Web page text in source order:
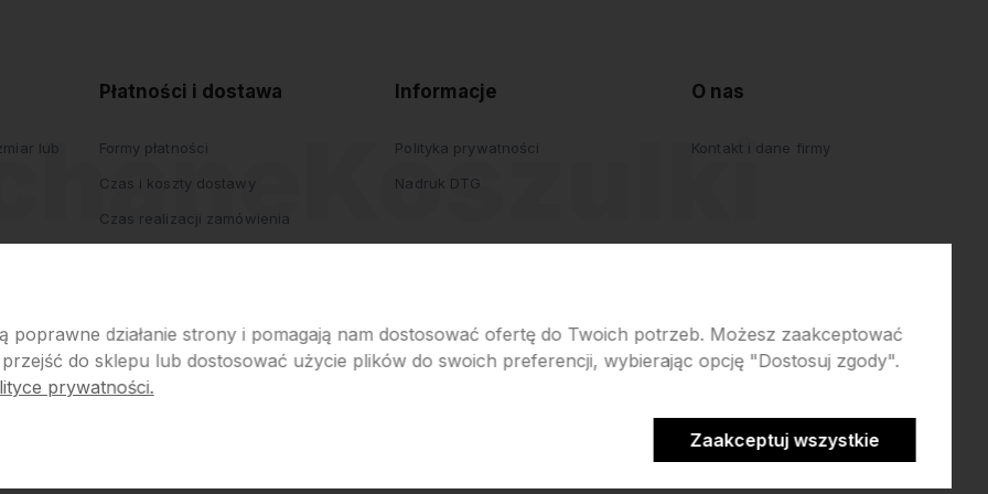
lub
Płatności i dostawa
Formy płatności
Czas i koszty dostawy
Czas realizacji zamówienia
Informacje
Polityka prywatności
Nadruk DTG
O nas
Kontakt i dane firmy
poprawne działanie strony i pomagają nam dostosować ofertę do Twoich potrzeb. Możesz zaakceptować
do sklepu lub dostosować użycie plików do swoich preferencji, wybierając opcję "Dostosuj zgody".
prywatności.
Zaakceptuj wszystkie